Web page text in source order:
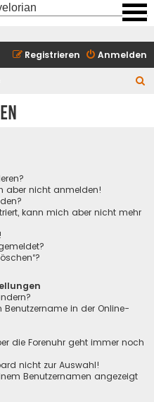
Anmelden
Registrieren
aber nicht anmelden!
kann mich aber nicht mehr
in der Online-
die Forenuhr geht immer noch
nicht zur Auswahl!
Benutzernamen angezeigt